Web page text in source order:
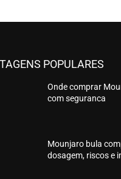
POPULARES
Onde comprar
com seguranca
Mounjaro bula
dosagem, riscos e